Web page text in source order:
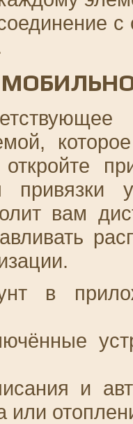
привязки
вам
в
и
или